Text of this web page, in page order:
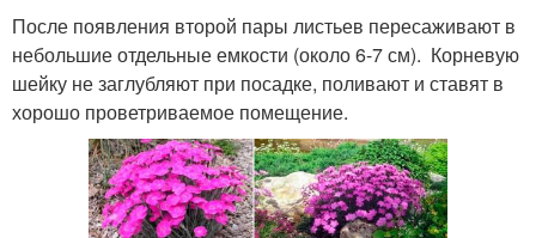
После появления второй пары листьев пересаживают в
небольшие отдельные емкости (около 6-7 см). Корневую
шейку не заглубляют при посадке, поливают и ставят в
хорошо проветриваемое помещение.